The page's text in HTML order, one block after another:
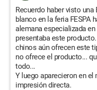
Recuerdo haber visto
blanco en la feria FESPA
alemana especializada
presentaba este
chinos aún ofrecen este
no ofrece el producto...
todo...
Y luego aparecieron en
impresión directa.